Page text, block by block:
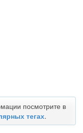
посмотрите в
тегах.